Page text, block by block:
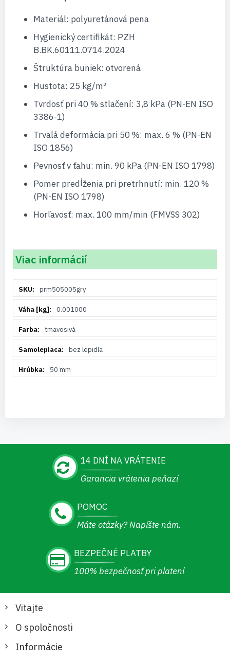
Materiál: polyuretánová pena
Hygienický certifikát: PZH
B.BK.60111.0714.2024
Štruktúra buniek: otvorená
Hustota: 25 kg/m³
Tvrdosť pri 40 % stlačení: 3,8 kPa (PN-EN ISO
3386-1)
Trvalá deformácia pri 50 %: max. 6 % (PN-EN
ISO 1856)
Pevnosť v ťahu: min. 90 kPa (PN-EN ISO 1798)
Pomer predĺženia pri pretrhnutí: min. 120 %
(PN-EN ISO 1798)
Horľavosť: max. 100 mm/min (FMVSS 302)
Viac informácií
informáciíprm505005gry
0.001000
tmavosivá
bez lepidla
50 mm
14 DNÍ NA VRÁTENIE
Garancia vrátenia peňazí
POMOC
Máte otázky? Napíšte nám.
BEZPEČNÉ PLATBY
100% bezpečnosť pri platení
Vitajte
O spoločnosti
Informácie